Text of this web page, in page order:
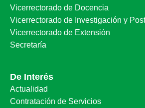
Vicerrectorado de Docencia
Vicerrectorado de Investigación y
Vicerrectorado de Extensión
Secretaría
De Interés
Actualidad
Contratación de Servicios